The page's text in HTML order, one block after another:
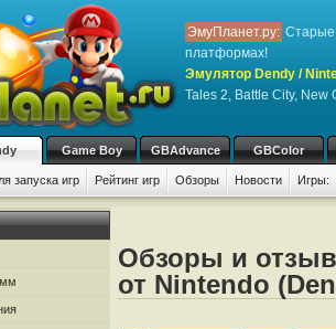
ЭмуПланет.ру: Старые
платформах!
Эмулятор Dendy /
Tales 2, Battle City, New
Game Boy GBAdvance GBColor
запуска игр Рейтинг игр Обзоры Новости Игры:
Обзоры и
от Nintendo